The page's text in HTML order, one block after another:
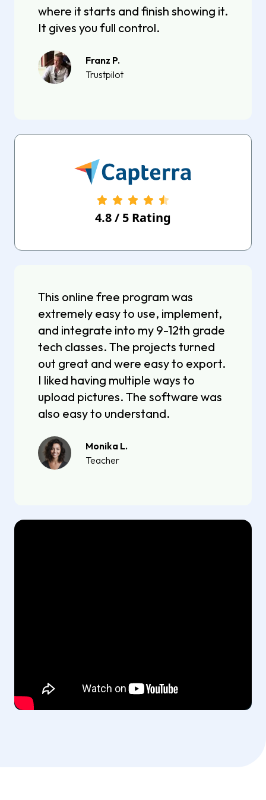
where it starts and finish showing it.
It gives you full control.
Franz P.
Trustpilot
4.8/ 5 Rating
This online free program was
extremely easy to use, implement,
and integrate into my 9-12th grade
tech classes. The projects turned
out great and were easy to export.
I liked having multiple ways to
upload pictures. The software was
also easy to understand.
Monika L.
Teacher